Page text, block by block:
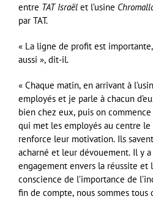
entre TAT Israël et l’usine
par TAT.
« La ligne de profit est
aussi », dit-il.
« Chaque matin, en arrivant à
employés et je parle à chacun
bien chez eux, puis on
qui met les employés au centre
renforce leur motivation. Ils
acharné et leur dévouement. Il y
engagement envers la réussite et
conscience de l’importance de
fin de compte, nous sommes tous